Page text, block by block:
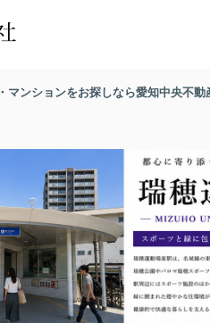
マンションをお探しなら愛知中央不動